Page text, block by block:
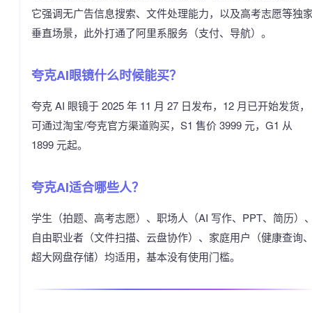
它强调无广告信息搜索、文件处理能力，以及高考志愿等独
垂直场景，此外打通了阿里系服务（支付、导航）。
夸克AI眼镜什么时候能买？
夸克 AI 眼镜于 2025 年 11 月 27 日发布，12 月已开始发货，
可通过淘宝/夸克官方渠道购买，S1 售价 3999 元，G1 从
1899 元起。
夸克AI适合哪些人？
学生（拍题、高考志愿）、职场人（AI 写作、PPT、简历）
自由职业者（文件扫描、云盘协作）、家庭用户（健康查询
超大网盘存储）均适用，基本没有使用门槛。